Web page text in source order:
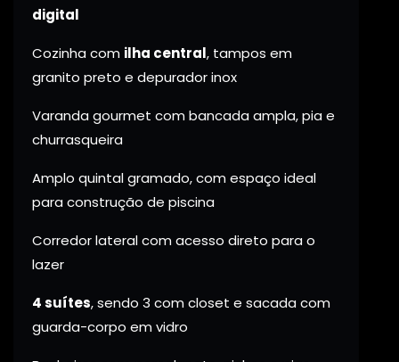
digital
Cozinha com ilha central, tampos em
granito preto e depurador inox
Varanda gourmet com bancada ampla, pia e
churrasqueira
Amplo quintal gramado, com espaço ideal
para construção de piscina
Corredor lateral com acesso direto para o
lazer
4 suítes, sendo 3 com closet e sacada com
guarda-corpo em vidro